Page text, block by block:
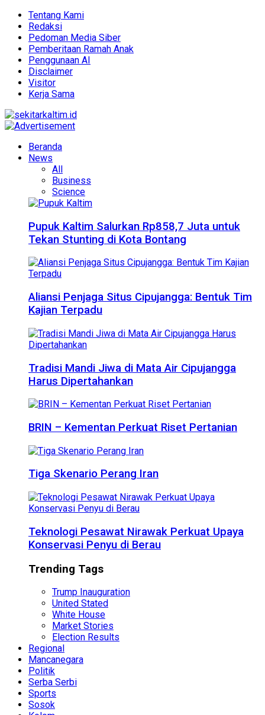
Tentang Kami
Redaksi
Pedoman Media Siber
Pemberitaan Ramah Anak
Penggunaan AI
Disclaimer
Visitor
Kerja Sama
Beranda
News
All
Business
Science
Pupuk Kaltim Salurkan Rp858,7 Juta untuk
Tekan Stunting di Kota Bontang
Aliansi Penjaga Situs Cipujangga: Bentuk Tim
Kajian Terpadu
Tradisi Mandi Jiwa di Mata Air Cipujangga
Harus Dipertahankan
BRIN – Kementan Perkuat Riset Pertanian
Tiga Skenario Perang Iran
Teknologi Pesawat Nirawak Perkuat Upaya
Konservasi Penyu di Berau
Trending Tags
Trump Inauguration
United Stated
White House
Market Stories
Election Results
Regional
Mancanegara
Politik
Serba Serbi
Sports
Sosok